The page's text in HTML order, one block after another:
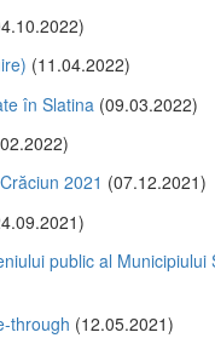
(11.04.2022)
în Slatina (09.03.2022)
2021 (07.12.2021)
public al Municipiului
through (12.05.2021)